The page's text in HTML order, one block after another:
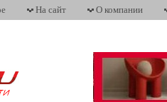
На сайт О компании